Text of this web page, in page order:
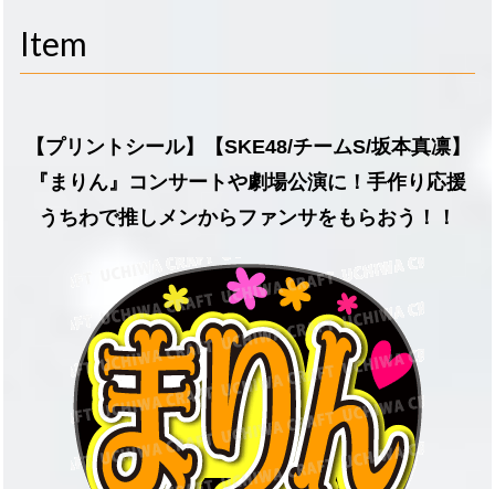
Item
【プリントシール】【SKE48/チームS/坂本真凛】
『まりん』コンサートや劇場公演に！手作り応援
うちわで推しメンからファンサをもらおう！！